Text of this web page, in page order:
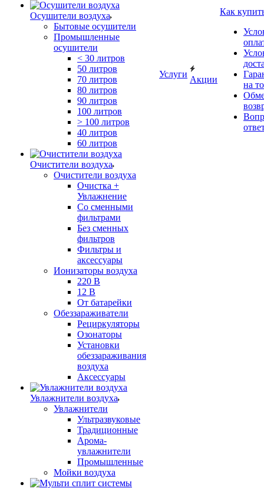
Осушители воздуха
Бытовые осушители
Промышленные
осушители
< 30 литров
50 литров
70 литров
80 литров
90 литров
100 литров
> 100 литров
40 литров
60 литров
Очистители воздуха
Очистители воздуха
Очистка +
Увлажнение
Cо сменными
фильтрами
Без сменных
фильтров
Фильтры и
аксессуары
Ионизаторы воздуха
220 В
12 В
От батарейки
Обеззараживатели
Рециркуляторы
Озонаторы
Установки
обеззараживания
воздуха
Аксессуары
Увлажнители воздуха
Увлажнители
Ультразвуковые
Традиционные
Арома-
увлажнители
Промышленные
Мойки воздуха
Услуги
Акции
Как
на